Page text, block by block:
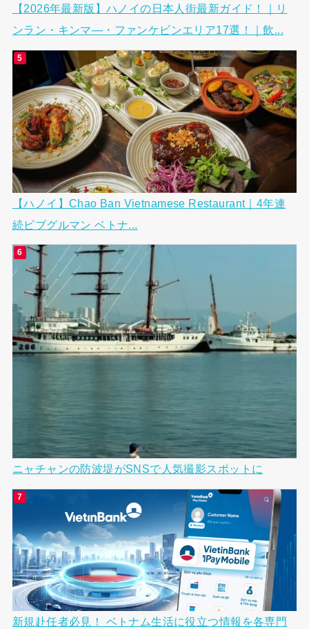
【2026年最新版】ハノイの日本人街最新ガイド！｜リ
ンラン・キンマ―・ファンケビンエリア17選！｜飲...
【ハノイ】Chao Ban Vietnamese Restaurant｜4年連
続ビブグルマン ベトナ...
ニャチャンの防波堤がSNSで人気撮影スポットに
新規赴任者必見！ ベトナム生活に役立つ情報を各専門